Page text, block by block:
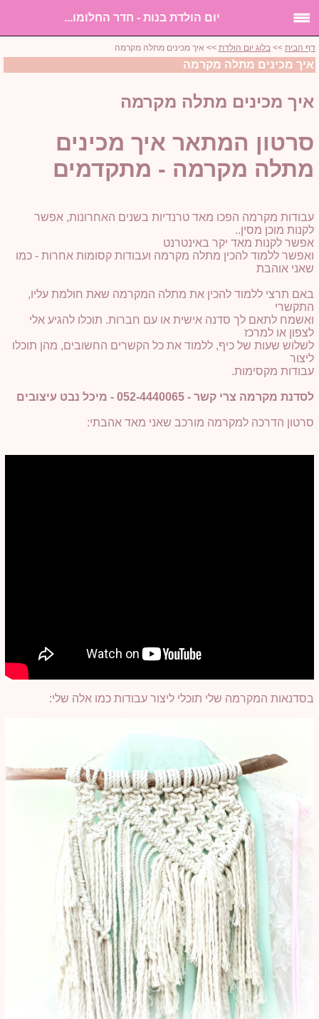
יום הולדת בנות - חדר החלומו...
דף הבית >> בלוג יום הולדת >> איך מכינים מתלה מקרמה
איך מכינים מתלה מקרמה
איך מכינים מתלה מקרמה
סרטון המתאר איך מכינים
מתלה מקרמה - מתקדמים
עבודות מקרמה הפכו מאד טרנדיות בשנים האחרונות, אפשר
לקנות מוכן מסין..
אפשר לקנות מאד יקר באינטרנט
ואפשר ללמוד להכין מתלה מקרמה ועבודות קסומות אחרות - כמו
שאני אוהבת
באם תרצי ללמוד להכין את מתלה המקרמה שאת חולמת עליו,
התקשרי
ואשמח לתאם לך סדנה אישית או עם חברות. תוכלו להגיע אלי
לצפון או למרכז
לשלוש שעות של כיף, ללמוד את כל הקשרים החשובים, מהן תוכלו
ליצור
עבודות מקסימות.
לסדנת מקרמה צרי קשר - 052-4440065 - מיכל נבט עיצובים
סרטון הדרכה למקרמה מורכב שאני מאד אהבתי:
בסדנאות המקרמה שלי תוכלי ליצור עבודות כמו אלה שלי: